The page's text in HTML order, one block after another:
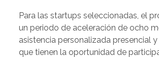
Para las startups seleccionadas, el
un periodo de aceleración de ocho
asistencia personalizada presencial
que tienen la oportunidad de